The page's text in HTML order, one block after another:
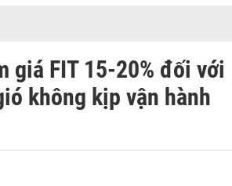
giá FIT 15-20% đối với
không kịp vận hành